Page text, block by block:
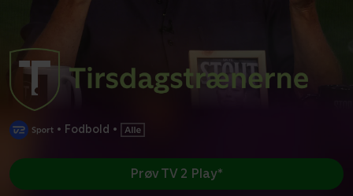
• Fodbold •
Prøv TV 2 Play*